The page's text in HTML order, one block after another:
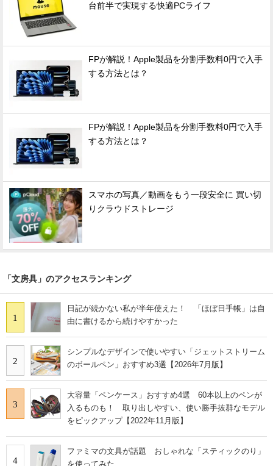
台前半で実現する快適PCライフ
FPが解説！Apple製品を分割手数料0円で入手
する方法とは？
FPが解説！Apple製品を分割手数料0円で入手
する方法とは？
スマホの写真／動画をもう一段安全に 買い切
りクラウドストレージ
「文房具」のアクセスランキング
1
日記が続かない私が半年使えた！ 「ほぼ日手帳」は自
由に書けるから続けやすかった
2
シンプルなデザインで使いやすい「ジェットストリーム
のボールペン」おすすめ3選【2026年7月版】
3
大容量「ペンケース」おすすめ4選 60本以上のペンが
入るものも！ 取り出しやすい、使い勝手抜群なモデル
をピックアップ【2022年11月版】
4
ファミマの文具が話題 おしゃれな「スティックのり」
を使ってみた